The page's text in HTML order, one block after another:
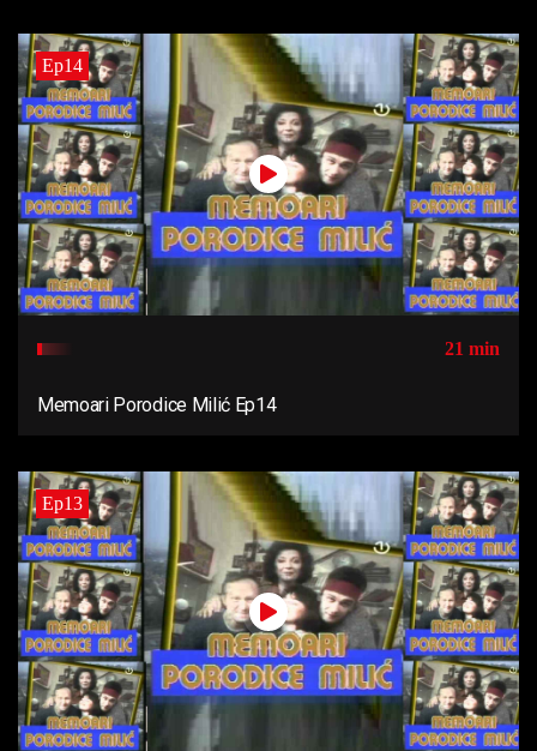
Ep14
21 min
Memoari Porodice Milić Ep14
Ep13